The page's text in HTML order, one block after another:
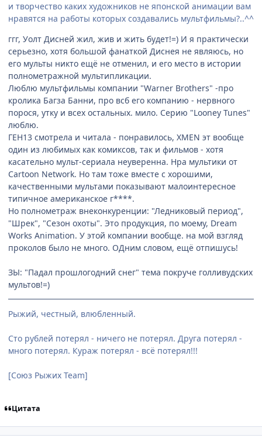
и творчество каких художников не японской анимации вам
нравятся на работы которых создавались мультфильмы?..^^
ггг, Уолт Дисней жил, жив и жить будет!=) И я практически
серьезно, хотя большой фанаткой Диснея не являюсь, но
его мульты никто ещё не отменил, и его место в истории
полнометражной мультипликации.
Люблю мультфильмы компании "Warner Brothers" -про
кролика Багза Банни, про всб его компанию - нервного
порося, утку и всех остальных. мило. Серию "Looney Tunes"
люблю.
ГЕН13 смотрела и читала - понравилось, XMEN эт вообще
один из любимых как комиксов, так и фильмов - хотя
касательно мульт-сериала неуверенна. Нра мультики от
Cartoon Network. Но там тоже вместе с хорошими,
качественными мультами показывают малоинтересное
типичное американское г****.
Но полнометраж внеконкуренции: "Ледниковый период",
"Шрек", "Сезон охоты". Это продукция, по моему, Dream
Works Animation. У этой компании вообще. на мой взгляд
проколов было не много. ОДним словом, ещё отпишусь!
ЗЫ: "Падал прошлогодний снег" тема покруче голливудских
мультов!=)
Рыжий, честный, влюбленный.
Сто рублей потерял - ничего не потерял. Друга потерял -
много потерял. Кураж потерял - всё потерял!!!
[Союз Рыжих Team]
Цитата